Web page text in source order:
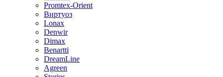
Promtex-Orient
Виртуоз
Lonax
Denwir
Dimax
Benartti
DreamLine
Agreen